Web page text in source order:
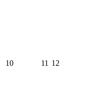
10 11 12